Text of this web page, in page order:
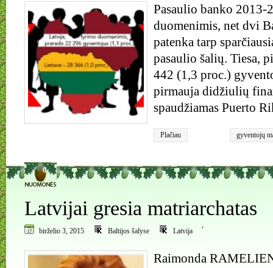
Pasaulio banko 2013-
duomenimis, net dvi
patenka tarp
pasaulio šalių. Tiesa,
442 (1,3 proc.)
pirmauja didžiulių
spaudžiamas Puerto
Plačiau
gyventojų
0
Latvijai gresia matriarchatas
birželio 3, 2015 Baltijos šalyse
,
Latvija
Raimonda